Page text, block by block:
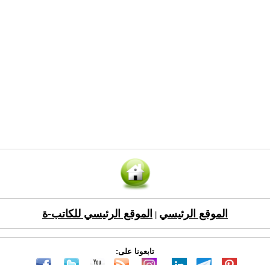
الموقع الرئيسي الموقع الرئيسي للكاتب-ة
تابعونا على: